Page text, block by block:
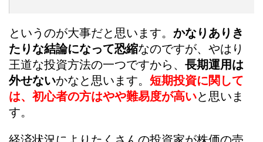
というのが大事だと思います。 かなりありき
たりな結論になって恐縮なのですが、やはり
王道な投資方法の一つですから、 長期運用は
外せないかなと思います。 短期投資に関して
は、初心者の方はやや難易度が高いと思いま
す。
経済状況によりたくさんの投資家が株価の売